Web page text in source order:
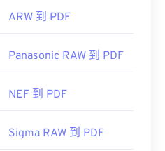
ARW 到 PDF
Panasonic RAW 到 PDF
NEF 到 PDF
Sigma RAW 到 PDF